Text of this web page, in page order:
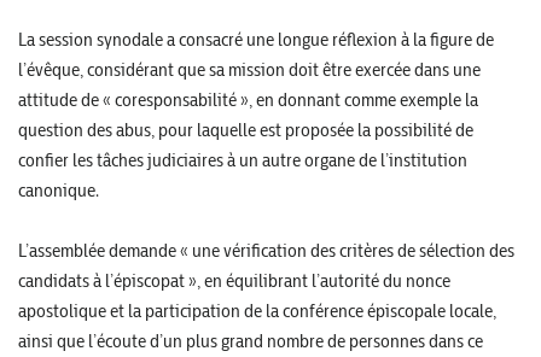
La session synodale a consacré une longue réflexion à la figure de
l’évêque, considérant que sa mission doit être exercée dans une
attitude de « coresponsabilité », en donnant comme exemple la
question des abus, pour laquelle est proposée la possibilité de
confier les tâches judiciaires à un autre organe de l’institution
canonique.
L’assemblée demande « une vérification des critères de sélection des
candidats à l’épiscopat », en équilibrant l’autorité du nonce
apostolique et la participation de la conférence épiscopale locale,
ainsi que l’écoute d’un plus grand nombre de personnes dans ce